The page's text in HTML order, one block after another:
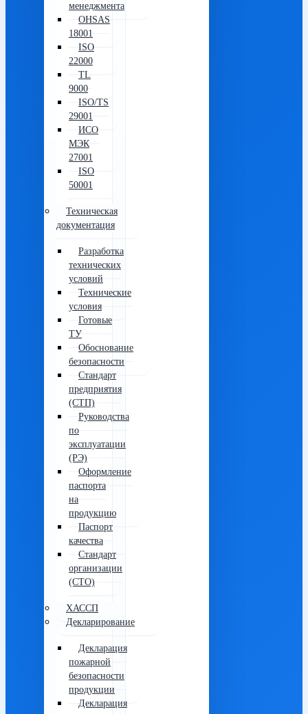
менеджмента
OHSAS
18001
ISO
22000
TL
9000
ISO/TS
29001
ИСО
МЭК
27001
ISO
50001
Техническая
документация
Разработка
технических
условий
Технические
условия
Готовые
ТУ
Обоснование
безопасности
Стандарт
предприятия
(СТП)
Руководства
по
эксплуатации
(РЭ)
Оформление
паспорта
на
продукцию
Паспорт
качества
Стандарт
организации
(СТО)
ХАССП
Декларирование
Декларация
пожарной
безопасности
продукции
Декларация